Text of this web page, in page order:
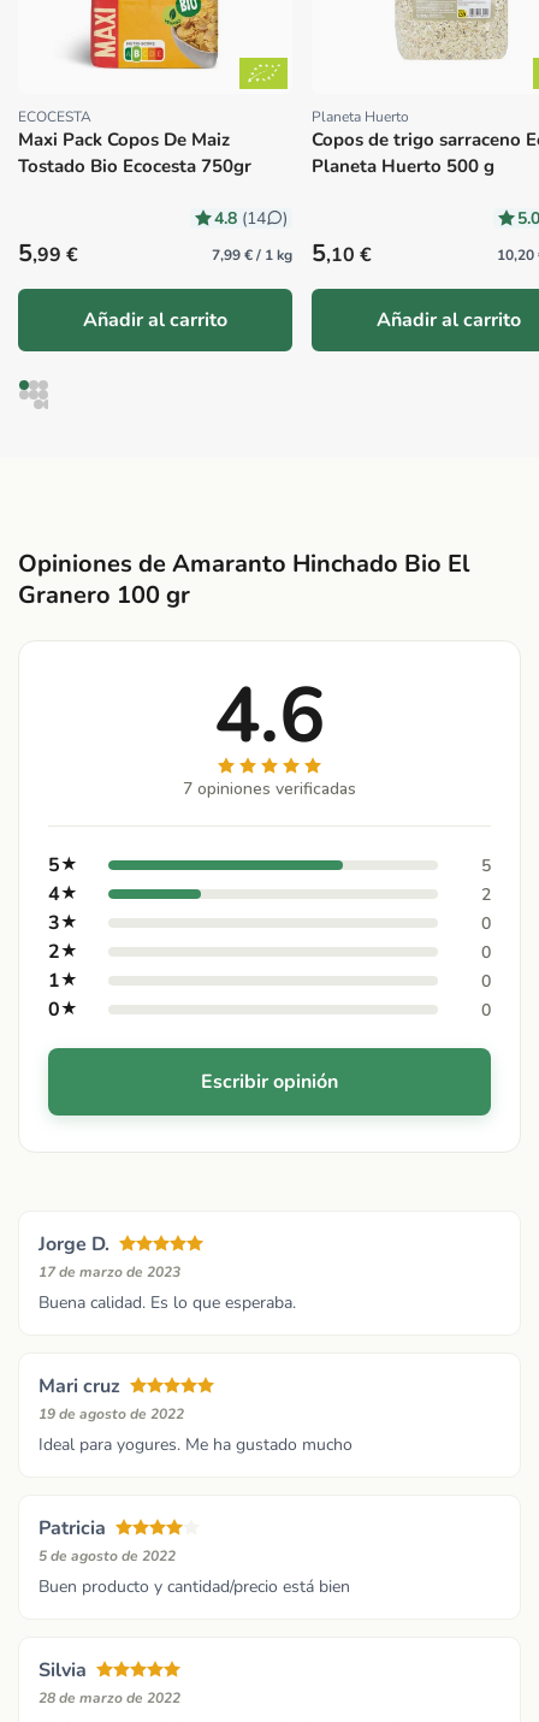
Proveedor:
ECOCESTA
Maxi Pack Copos De Maiz
Tostado Bio Ecocesta 750gr
4.8 (14 )
Precio habitual
5,99 € 7,99 € / 1 kg
Añadir al carrito
Proveedor:
Planeta Huerto
Copos de trigo sarraceno
Planeta Huerto 500 g
Precio habitual
5,10 € 10,20
Añadir al carrito
Opiniones de Amaranto Hinchado Bio El
Granero 100 gr
4.6
7 opiniones verificadas
5★ 5
4★ 2
3★ 0
2★ 0
1★ 0
0★ 0
Escribir opinión
Jorge D.
17 de marzo de 2023
Buena calidad. Es lo que esperaba.
Mari cruz
19 de agosto de 2022
Ideal para yogures. Me ha gustado mucho
Patricia
5 de agosto de 2022
Buen producto y cantidad/precio está bien
Silvia
28 de marzo de 2022